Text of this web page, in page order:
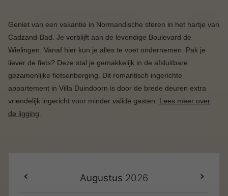
Geniet van een vakantie in Normandische sferen in het hartje van
Cadzand-Bad. Je verblijft aan de levendige Boulevard de
Wielingen. Vanaf hier kun je alles te voet ondernemen. Pak je
liever de fiets? Deze stal je gemakkelijk in de afsluitbare
gezamenlijke fietsenberging. Dit romantisch ingerichte
appartement in Villa Duindoorn is door de brede deuren extra
vriendelijk ingericht voor minder valide gasten. Lees meer over
de ligging
Augustus 2026